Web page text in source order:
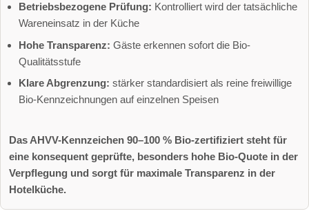
Betriebsbezogene Prüfung: Kontrolliert wird der tatsächliche
Wareneinsatz in der Küche
Hohe Transparenz: Gäste erkennen sofort die Bio-
Qualitätsstufe
Klare Abgrenzung: stärker standardisiert als reine freiwillige
Bio-Kennzeichnungen auf einzelnen Speisen
Das AHVV-Kennzeichen 90–100 % Bio-zertifiziert steht für
eine konsequent geprüfte, besonders hohe Bio-Quote in der
Verpflegung und sorgt für maximale Transparenz in der
Hotelküche.